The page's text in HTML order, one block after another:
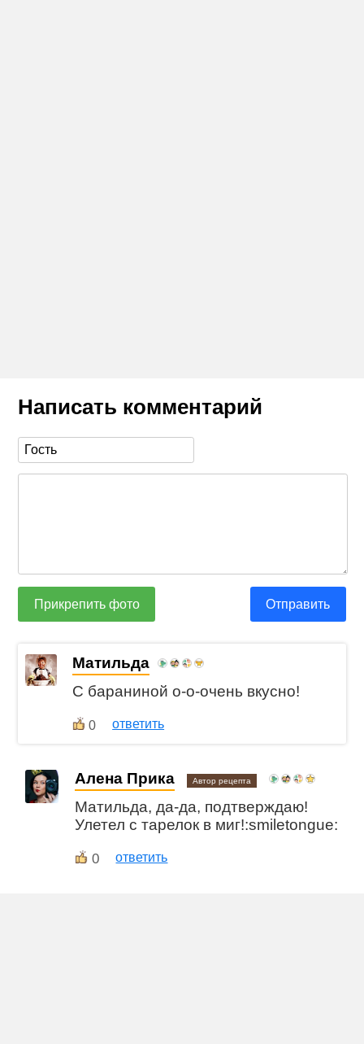
Написать комментарий
Прикрепить фото Отправить
Матильда
С бараниной о-о-очень вкусно!
0 ответить
Алена Прика Автор рецепта
Матильда, да-да, подтверждаю!
Улетел с тарелок в миг!:smiletongue:
0 ответить